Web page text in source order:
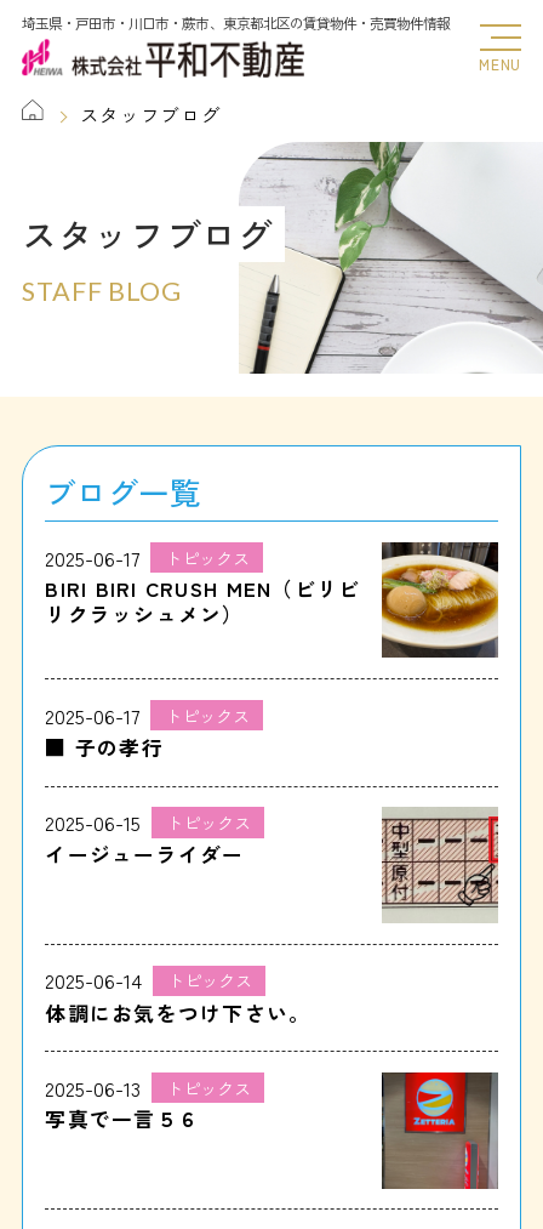
埼玉県・戸田市・川口市・蕨市、東京都北区の賃貸物件・売買物件情報
MENU
スタッフブログ
スタッフブログ
STAFF BLOG
ブログ一覧
2025-06-17 トピックス
BIRI BIRI CRUSH MEN（ビリビ
リクラッシュメン）
2025-06-17 トピックス
■ 子の孝行
2025-06-15 トピックス
イージューライダー
2025-06-14 トピックス
体調にお気をつけ下さい。
2025-06-13 トピックス
写真で一言５６